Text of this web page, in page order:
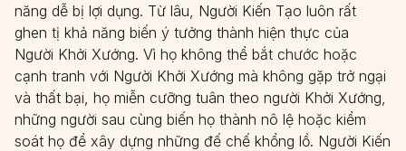
năng dễ bị lợi dụng. Từ lâu, Người Kiến Tạo luôn rất
ghen tị khả năng biến ý tưởng thành hiện thực của
Người Khởi Xướng. Vì họ không thể bắt chước hoặc
cạnh tranh với Người Khởi Xướng mà không gặp trở ngại
và thất bại, họ miễn cưỡng tuân theo người Khởi Xướng,
những người sau cùng biến họ thành nô lệ hoặc kiểm
soát họ để xây dựng những đế chế khổng lồ. Người Kiến